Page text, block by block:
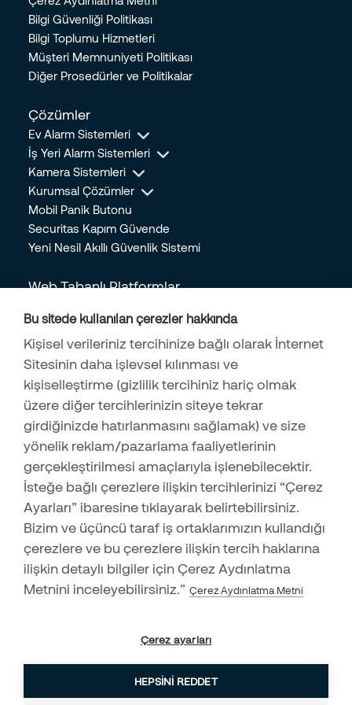
25.07.2023
Hırsızlara Karşı Alınabilecek Güvenlik Önlemleri Nelerdir?
14.07.2023
Güvende Hissetmediğimiz Anlarda Oluşan Stresin İnsan
24.05.2023
Doğal Gaz Tasarrufu için Yapılacak 5 Önemli Kriter
24.05.2023
Mobil Panik Butonu Nedir? Hangi Durumlarda Kullanılır?
28.04.2023
Bebek ve Bakıcı Kameraları Alırken Dikkat Edilmesi Gerekenler
13.04.2023
Kişisel Güvenliği Korumanın 9 Yolu
Hırsızlar Girdikleri Evlerde İlk Olarak Nerelere Bakarlar?
14.03.2022
Çocuklara Ev Güvenliği Hakkında Ne Öğretilmeli?
24.01.2022
Microsoft’tan COVID-19 Döneminde Güvende Kalma İpuçları
10.01.2022
İş Yeri Güvenlik Sisteminizin Etkinliğini Arttırmanız İçin En
Önemli 4 Neden
09.12.2021
Evinizi Riskli Hale Getiren Ev Güvenliği Hataları Nelerdir?
12.11.2021
Oda Bazında Ev Güvenlik İpuçları
Küresel Isınmayı Hep Birlikte Durdurabiliriz!
Evinize Hırsız Girdiğinde Ne Yapmalısınız?
17.08.2021 Hızlı teklif almak için hemen iletişime geçin!
Bilgi Güvenliği Politikası
Bilgi Toplumu Hizmetleri
Müşteri Memnuniyeti Politikası
Diğer Prosedürler ve Politikalar
Çözümler
Ev Alarm Sistemleri
İş Yeri Alarm Sistemleri
Kamera Sistemleri
Kurumsal Çözümler
Mobil Panik Butonu
Securitas Kapım Güvende
Yeni Nesil Akıllı Güvenlik Sistemi
Web Tabanlı Platformlar
Online Mağaza
İş Başvuru Formu
İş Ortağı Başvuru Formu
Securitas Alarm Mobil
Destek Merkezi
444 83 73
Bu sitede kullanılan çerezler hakkında
Kişisel verileriniz tercihinize bağlı olarak İnternet
Sitesinin daha işlevsel kılınması ve
kişiselleştirme (gizlilik tercihiniz hariç olmak
üzere diğer tercihlerinizin siteye tekrar
girdiğinizde hatırlanmasını sağlamak) ve size
yönelik reklam/pazarlama faaliyetlerinin
gerçekleştirilmesi amaçlarıyla işlenebilecektir.
İsteğe bağlı çerezlere ilişkin tercihlerinizi “Çerez
Ayarları” ibaresine tıklayarak belirtebilirsiniz.
Bizim ve üçüncü taraf iş ortaklarımızın kullandığı
çerezlere ve bu çerezlere ilişkin tercih haklarına
ilişkin detaylı bilgiler için Çerez Aydınlatma
Metnini inceleyebilirsiniz.” Çerez Aydınlatma Metni
Çerez ayarları
HEPSINI REDDET